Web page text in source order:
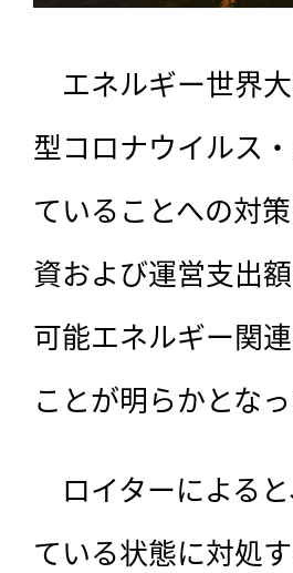
エネルギー世界
型コロナウイルス
ていることへの対
資および運営支出
可能エネルギー関
ことが明らかとな
ロイターによると
ている状態に対処